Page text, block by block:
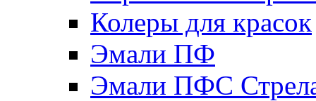
Колеры для красок
Эмали ПФ
Эмали ПФС